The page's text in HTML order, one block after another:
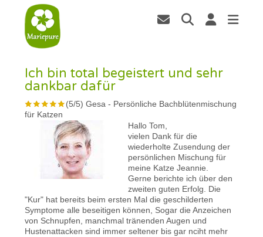
Ich bin total begeistert und sehr
dankbar dafür
(5/5)Gesa - Persönliche Bachblütenmischung
für Katzen
Hallo Tom,
vielen Dank für die
wiederholte Zusendung der
persönlichen Mischung für
meine Katze Jeannie.
Gerne berichte ich über den
zweiten guten Erfolg. Die
"Kur" hat bereits beim ersten Mal die geschilderten
Symptome alle beseitigen können, Sogar die Anzeichen
von Schnupfen, manchmal tränenden Augen und
Hustenattacken sind immer seltener bis gar nciht mehr